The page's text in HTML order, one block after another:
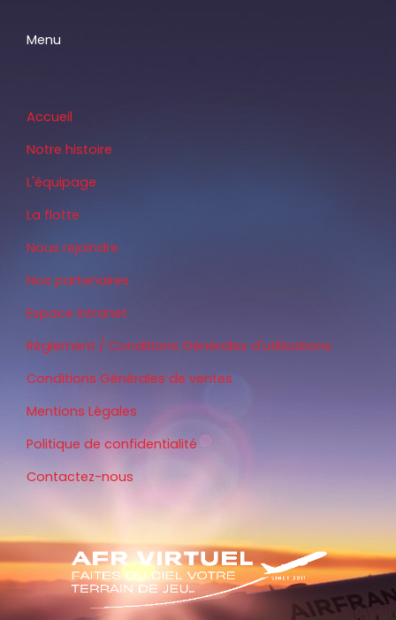
Menu
Accueil
Notre histoire
L'équipage
La flotte
Nous rejoindre
Nos partenaires
Espace Intranet
Règlement / Conditions Générales d'utilisations
Conditions Générales de ventes
Mentions Légales
Politique de confidentialité
Contactez-nous